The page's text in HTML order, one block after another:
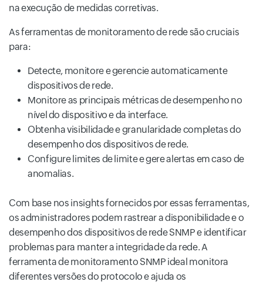
na execução de medidas corretivas.
As ferramentas de monitoramento de rede são cruciais
para:
Detecte, monitore e gerencie automaticamente
dispositivos de rede.
Monitore as principais métricas de desempenho no
nível do dispositivo e da interface.
Obtenha visibilidade e granularidade completas do
desempenho dos dispositivos de rede.
Configure limites de limite e gere alertas em caso de
anomalias.
Com base nos insights fornecidos por essas ferramentas,
os administradores podem rastrear a disponibilidade e o
desempenho dos dispositivos de rede SNMP e identificar
problemas para manter a integridade da rede. A
ferramenta de monitoramento SNMP ideal monitora
diferentes versões do protocolo e ajuda os